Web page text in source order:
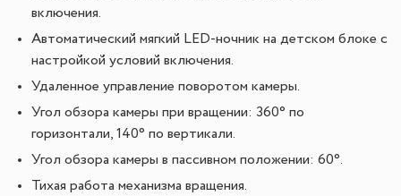
включения.
Автоматический мягкий LED-ночник на детском блоке с
настройкой условий включения.
Удаленное управление поворотом камеры.
Угол обзора камеры при вращении: 360° по
горизонтали, 140° по вертикали.
Угол обзора камеры в пассивном положении: 60°.
Тихая работа механизма вращения.